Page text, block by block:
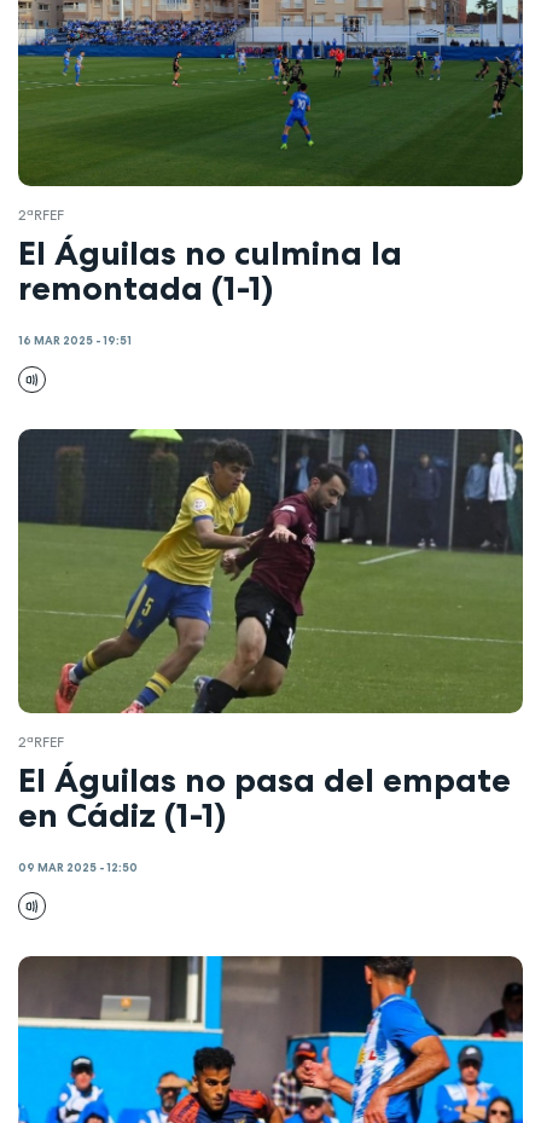
2ªRFEF
El Águilas no culmina la
remontada (1-1)
16 MAR 2025 - 19:51
2ªRFEF
El Águilas no pasa del empate
en Cádiz (1-1)
09 MAR 2025 - 12:50